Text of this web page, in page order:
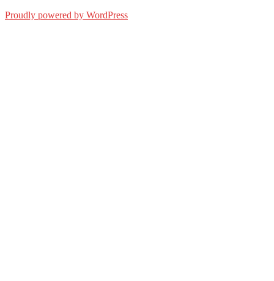
Proudly powered by WordPress